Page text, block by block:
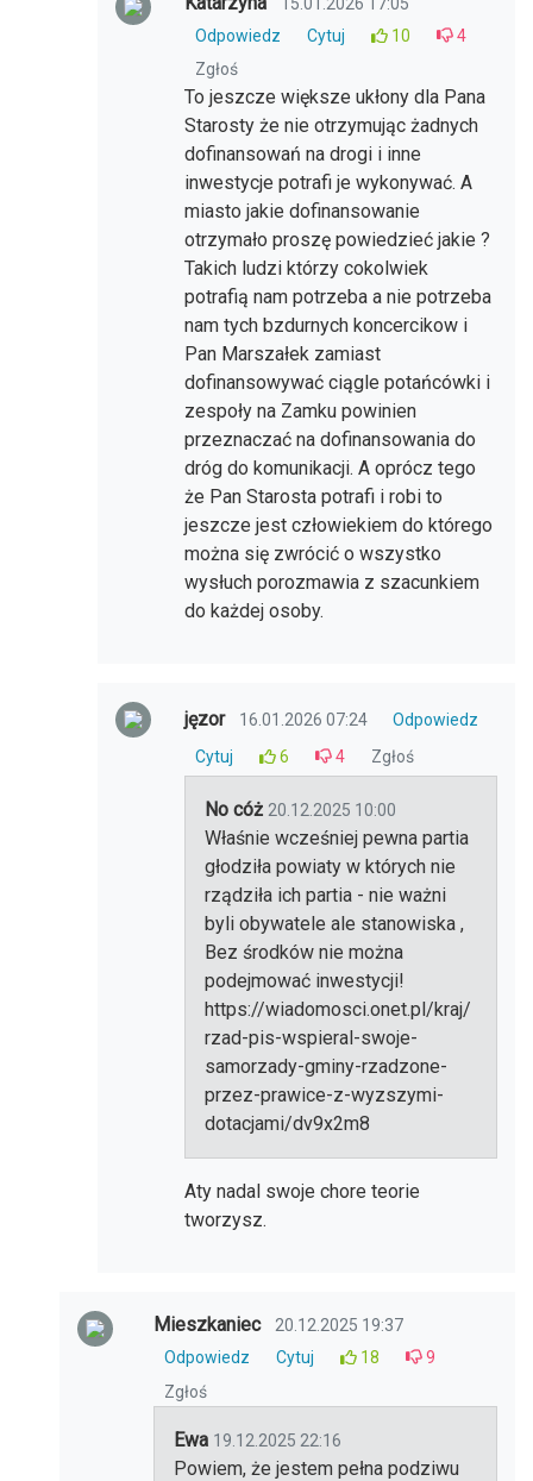
Odpowiedz
Cytuj 10
4
Zgłoś
To jeszcze większe ukłony dla Pana
Starosty że nie otrzymując żadnych
dofinansowań na drogi i inne
inwestycje potrafi je wykonywać. A
miasto jakie dofinansowanie
otrzymało proszę powiedzieć jakie ?
Takich ludzi którzy cokolwiek
potrafią nam potrzeba a nie potrzeba
nam tych bzdurnych koncercikow i
Pan Marszałek zamiast
dofinansowywać ciągle potańcówki i
zespoły na Zamku powinien
przeznaczać na dofinansowania do
dróg do komunikacji. A oprócz tego
że Pan Starosta potrafi i robi to
jeszcze jest człowiekiem do którego
można się zwrócić o wszystko
wysłuch porozmawia z szacunkiem
do każdej osoby.
jęzor 16.01.2026 07:24
Odpowiedz
Cytuj
6 4 Zgłoś
No cóż 20.12.2025 10:00
Właśnie wcześniej pewna partia
głodziła powiaty w których nie
rządziła ich partia - nie ważni
byli obywatele ale stanowiska ,
Bez środków nie można
podejmować inwestycji!
https://wiadomosci.onet.pl/kraj/
rzad-pis-wspieral-swoje-
samorzady-gminy-rzadzone-
przez-prawice-z-wyzszymi-
dotacjami/dv9x2m8
Aty nadal swoje chore teorie
tworzysz.
Mieszkaniec
20.12.2025 19:37
Odpowiedz
Cytuj 18
9
Zgłoś
Ewa 19.12.2025 22:16
Powiem, że jestem pełna podziwu